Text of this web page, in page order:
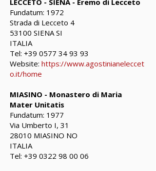
LECCETO - SIENA - Eremo di Lecceto
Fundatum: 1972
Strada di Lecceto 4
53100 SIENA SI
ITALIA
Tel: +39 0577 34 93 93
Website: https://www.agostinianeleccet
o.it/home
MIASINO - Monastero di Maria
Mater Unitatis
Fundatum: 1977
Via Umberto I, 31
28010 MIASINO NO
ITALIA
Tel: +39 0322 98 00 06